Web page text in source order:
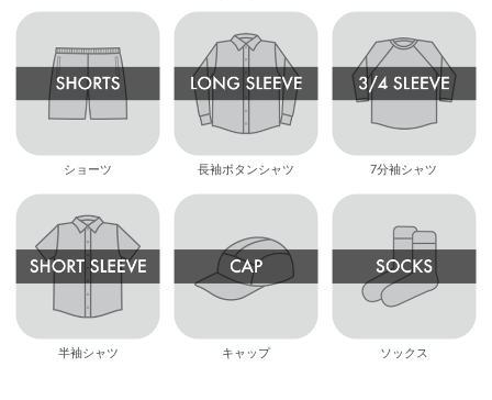
ショーツ 長袖ボタンシャツ 7分袖シャツ
半袖シャツ キャップ ソックス